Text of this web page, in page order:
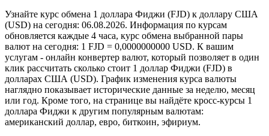
Узнайте курс обмена 1 доллара Фиджи (FJD) к доллару США
(USD) на сегодня: 06.08.2026. Информация по курсам
обновляется каждые 4 часа, курс обмена выбранной пары
валют на сегодня: 1 FJD = 0,0000000000 USD. К вашим
услугам - онлайн конвертер валют, который позволяет в один
клик рассчитать сколько стоит 1 доллар Фиджи (FJD) в
долларах США (USD). График изменения курса валюты
наглядно показывает исторические данные за неделю, месяц
или год. Кроме того, на странице вы найдёте кросс-курсы 1
доллара Фиджи к другим популярным валютам:
американский доллар, евро, биткоин, эфириум.